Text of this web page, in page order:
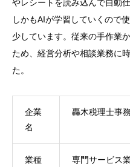
やレシートを読み込んで自動
しかもAIが学習していくので
少しています。従来の手作業
ため、経営分析や相談業務に
た。
企業
名
轟木税理士事
業種 専門サービス